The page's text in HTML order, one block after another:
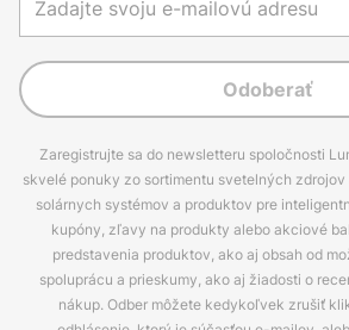
Odoberať
Zaregistrujte sa do newsletteru spoločnosti
skvelé ponuky zo sortimentu svetelných
solárnych systémov a produktov pre
kupóny, zľavy na produkty alebo akciové
predstavenia produktov, ako aj obsah od
spoluprácu a prieskumy, ako aj žiadosti o
nákup. Odber môžete kedykoľvek zrušiť